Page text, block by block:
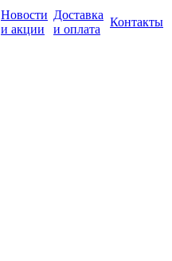
Новости
и акции
Доставка
и оплата
Контакты